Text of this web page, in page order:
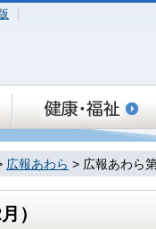
広報あわら > 広報あわら
）